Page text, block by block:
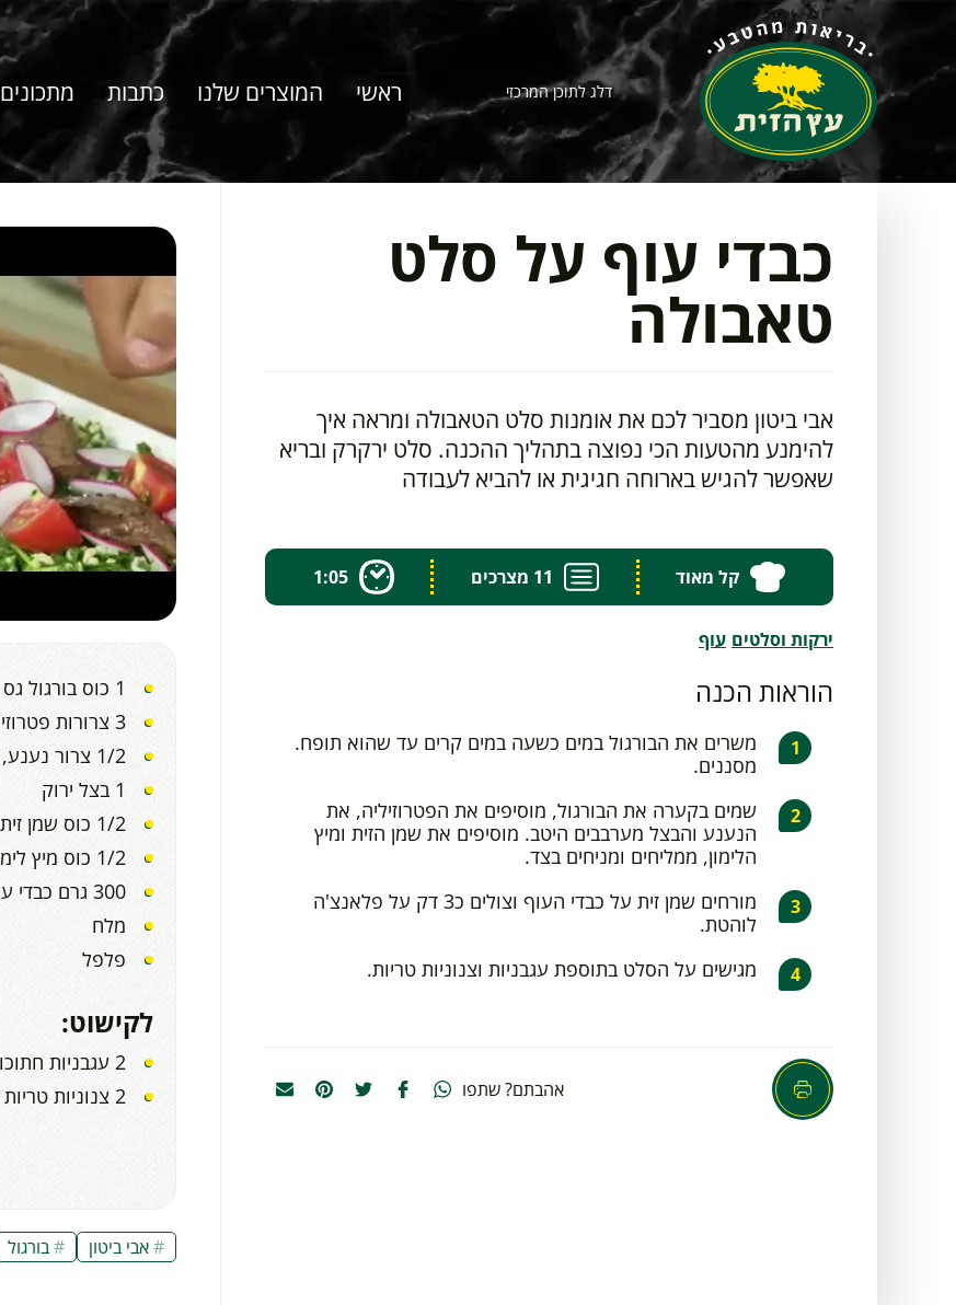
דלג לתוכן המרכזי ראשי המוצרים שלנו כתבות מתכונים
כבדי עוף על סלט
טאבולה
אבי ביטון מסביר לכם את אומנות סלט הטאבולה ומראה איך
להימנע מהטעות הכי נפוצה בתהליך ההכנה. סלט ירקרק ובריא
שאפשר להגיש בארוחה חגיגית או להביא לעבודה
קל מאוד 11 מצרכים 1:05
ירקות וסלטים עוף
הוראות הכנה
משרים את הבורגול במים כשעה במים קרים עד שהוא תופח.
מסננים.
שמים בקערה את הבורגול, מוסיפים את הפטרוזיליה, את
הנענע והבצל מערבבים היטב. מוסיפים את שמן הזית ומיץ
הלימון, ממליחים ומניחים בצד.
מורחים שמן זית על כבדי העוף וצולים כ3 דק על פלאנצ'ה
לוהטת.
מגישים על הסלט בתוספת עגבניות וצנוניות טריות.
אהבתם? שתפו
1 כוס בורגול גס
3 צרורות פטרוזיליה, קצוצה דק
1/2 צרור נענע, קצוצה דק
1 בצל ירוק
1/2 כוס שמן זית כתית מעולה
1/2 כוס מיץ לימון טרי
300 גרם כבדי עוף נקיים
מלח
פלפל
לקישוט:
2 עגבניות חתוכות לרבעים
2 צנוניות טריות פרוסות דק
אבי ביטון בורגול